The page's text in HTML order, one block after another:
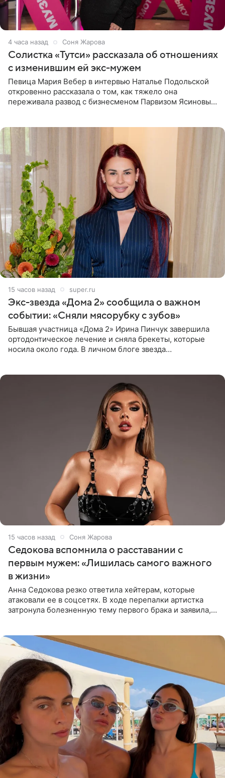
4 часа назад Соня Жарова
Солистка «Тутси» рассказала об отношениях
с изменившим ей экс-мужем
Певица Мария Вебер в интервью Наталье Подольской
откровенно рассказала о том, как тяжело она
переживала развод с бизнесменом Парвизом Ясиновым.
15 часов назад super.ru
Экс-звезда «Дома 2» сообщила о важном
событии: «Сняли мясорубку с зубов»
Бывшая участница «Дома 2» Ирина Пинчук завершила
ортодонтическое лечение и сняла брекеты, которые
носила около года. В личном блоге звезда
15 часов назад Соня Жарова
Седокова вспомнила о расставании с
первым мужем: «Лишилась самого важного
в жизни»
Анна Седокова резко ответила хейтерам, которые
атаковали ее в соцсетях. В ходе перепалки артистка
затронула болезненную тему первого брака и заявила,